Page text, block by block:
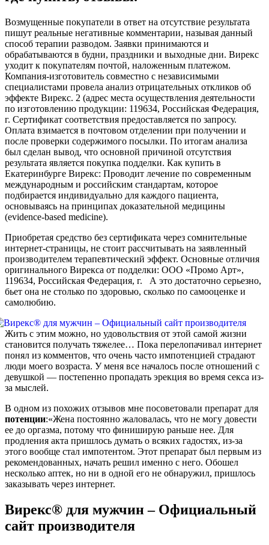
Возмущенные покупатели в ответ на отсутствие результата
пишут реальные негативные комментарии, называя данный
способ терапии разводом. Заявки принимаются и
обрабатываются в будни, праздники и выходные дни. Вирекс
уходит к покупателям почтой, наложенным платежом.
Компания-изготовитель совместно с независимыми
специалистами провела анализ отрицательных откликов об
эффекте Вирекс. 2 (адрес места осуществления деятельности
по изготовлению продукции: 119634, Российская Федерация,
г. Сертификат соответствия предоставляется по запросу.
Оплата взимается в почтовом отделении при получении и
после проверки содержимого посылки. По итогам анализа
был сделан вывод, что основной причиной отсутствия
результата является покупка подделки. Как купить в
Екатеринбурге Вирекс: Проводит лечение по современным
международным и российским стандартам, которое
подбирается индивидуально для каждого пациента,
основываясь на принципах доказательной медицины
(evidence-based medicine).
Приобретая средство без сертификата через сомнительные
интернет-страницы, не стоит рассчитывать на заявленный
производителем терапевтический эффект. Основные отличия
оригинального Вирекса от подделки: ООО «Промо Арт»,
119634, Российская Федерация, г. А это достаточно серьезно,
бьет она не столько по здоровью, сколько по самооценке и
самолюбию.
Жить с этим можно, но удовольствия от этой самой жизни
становится получать тяжелее… Пока перелопачивал интернет
понял из комментов, что очень часто импотенцией страдают
люди моего возраста. У меня все началось после отношений с
девушкой — постепенно пропадать эрекция во время секса из-
за мыслей.
В одном из похожих отзывов мне посоветовали препарат для
потенции:«Жена постоянно жаловалась, что не могу довести
ее до оргазма, потому что финиширую раньше нее. Для
продления акта пришлось думать о всяких гадостях, из-за
этого вообще стал импотентом. Этот препарат был первым из
рекомендованных, начать решил именно с него. Обошел
несколько аптек, но ни в одной его не обнаружил, пришлось
заказывать через интернет.
Вирекс® для мужчин – Официальный
сайт производителя